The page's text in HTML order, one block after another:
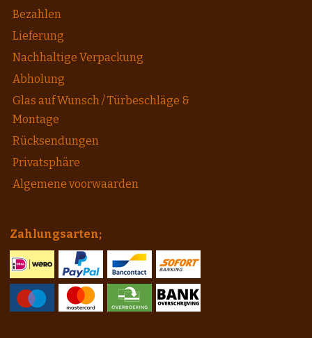
Bezahlen
Lieferung
Nachhaltige Verpackung
Abholung
Glas auf Wunsch / Türbeschläge &
Montage
Rücksendungen
Privatsphäre
Algemene voorwaarden
Zahlungsarten;